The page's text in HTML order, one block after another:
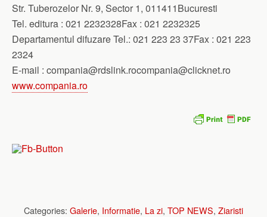
Str. Tuberozelor Nr. 9, Sector 1, 011411Bucuresti
Tel. editura : 021 2232328Fax : 021 2232325
Departamentul difuzare Tel.: 021 223 23 37Fax : 021 223
2324
E-mail : compania@rdslink.rocompania@clicknet.ro
www.compania.ro
Categories: Galerie, Informatie, La zi, TOP NEWS, Ziaristi